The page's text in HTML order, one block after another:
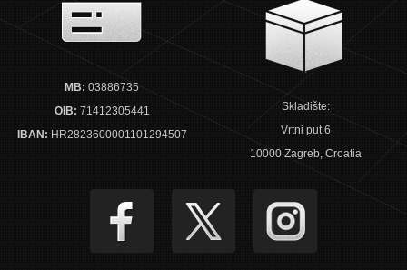
MB: 03886735
OIB: 71412305441
IBAN: HR2823600001101294507
Skladište:
Vrtni put 6
10000 Zagreb, Croatia